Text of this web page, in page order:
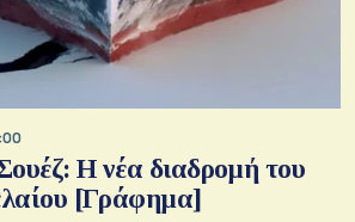
Η νέα διαδρομή του
[Γράφημα]